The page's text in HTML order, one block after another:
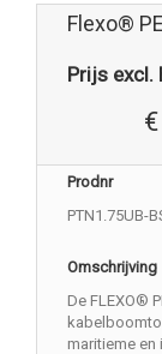
Flexo®
Prijs excl.
Prodnr
PTN1.75UB-
Omschrijving
De FLEXO®
maritieme en